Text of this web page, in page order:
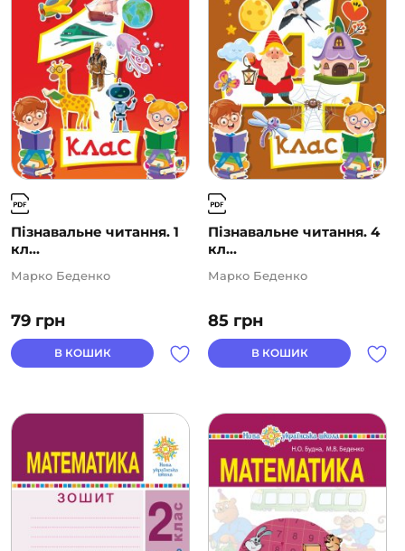
Пізнавальне читання. 1
кл...
79 грн
Марко Беденко
В КОШИК
Пізнавальне читання. 4
кл...
85 грн
Марко Беденко
В КОШИК